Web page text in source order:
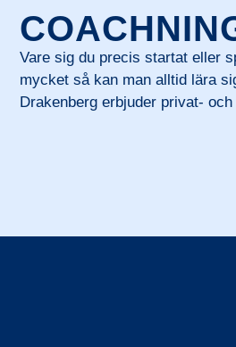
Vare sig du precis startat eller
mycket så kan man alltid lära
Drakenberg erbjuder privat-